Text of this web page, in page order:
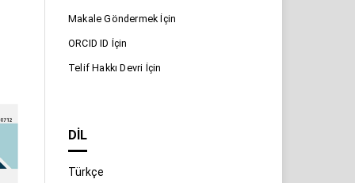
Makale Göndermek İçin
ORCID ID İçin
Telif Hakkı Devri İçin
DIL
Türkçe